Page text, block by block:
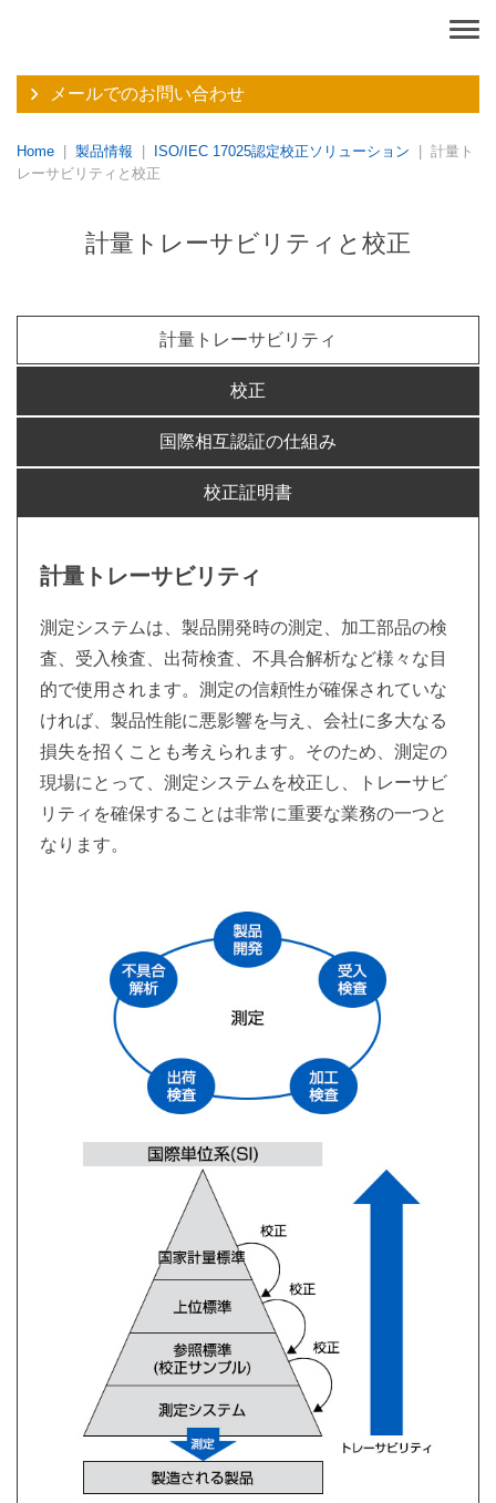
メールでのお問い合わせ
Home 製品情報 ISO/IEC 17025認定校正ソリューション
計量ト
レーサビリティと校正
計量トレーサビリティと校正
計量トレーサビリティ
校正
国際相互認証の仕組み
校正証明書
計量トレーサビリティ
測定システムは、製品開発時の測定、加工部品の検
査、受入検査、出荷検査、不具合解析など様々な目
的で使用されます。測定の信頼性が確保されていな
ければ、製品性能に悪影響を与え、会社に多大なる
損失を招くことも考えられます。そのため、測定の
現場にとって、測定システムを校正し、トレーサビ
リティを確保することは非常に重要な業務の一つと
なります。